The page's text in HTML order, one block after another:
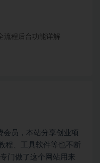
流程后台功能详解
会员，本站分享创业项
程、工具软件等也不断
门做了这个网站用来